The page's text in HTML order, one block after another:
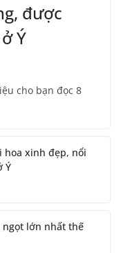
được
Ý
cho bạn đọc 8
hoa xinh đẹp, nổi
Ý
ngọt lớn nhất thế